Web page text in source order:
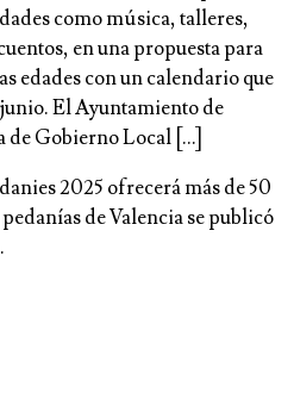
como música, talleres,
en una propuesta para
edades con un calendario que
junio. El Ayuntamiento de
de Gobierno Local […]
2025 ofrecerá más de 50
de Valencia se publicó